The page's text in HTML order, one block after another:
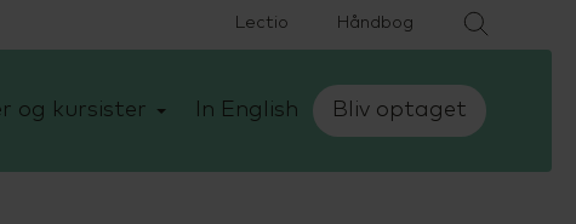
Lectio Håndbog
og kursister In English Bliv optaget